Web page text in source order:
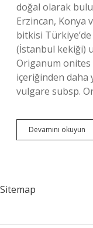
doğal olarak
Erzincan, Konya
bitkisi
(İstanbul kekiği)
Origanum onites
içeriğinden daha
vulgare subsp.
Devamını okuyun
Sitemap